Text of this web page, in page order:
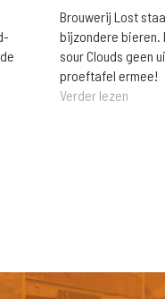
Brouwerij Lost
bijzondere bieren.
sour Clouds geen
proeftafel ermee!
Verder lezen